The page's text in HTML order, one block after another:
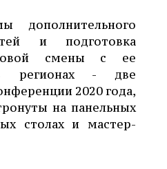
дополнительного
и подготовка
смены с ее
регионах - две
2020 года,
на панельных
столах и мастер-